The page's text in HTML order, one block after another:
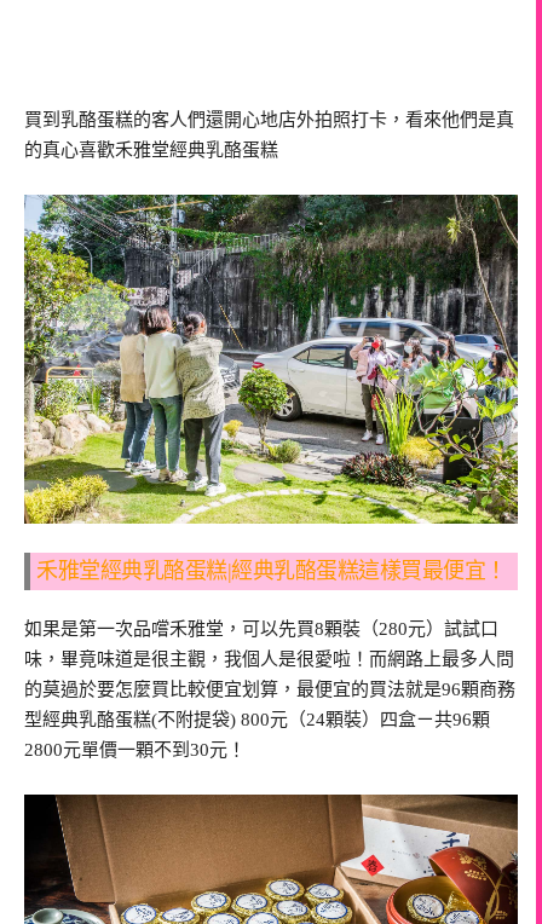
買到乳酪蛋糕的客人們還開心地店外拍照打卡，看來他們是真
的真心喜歡禾雅堂經典乳酪蛋糕
禾雅堂經典乳酪蛋糕|經典乳酪蛋糕這樣買最便宜！
如果是第一次品嚐禾雅堂，可以先買8顆裝（280元）試試口
味，畢竟味道是很主觀，我個人是很愛啦！而網路上最多人問
的莫過於要怎麼買比較便宜划算，最便宜的買法就是96顆商務
型經典乳酪蛋糕(不附提袋) 800元（24顆裝）四盒ㄧ共96顆
2800元單價一顆不到30元！